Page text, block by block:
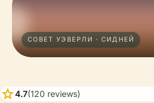
СОВЕТ УЭВЕРЛИ · СИДНЕЙ
star4.7(120 reviews)